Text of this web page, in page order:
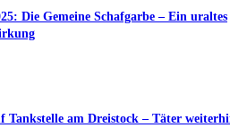
Die Gemeine Schafgarbe – Ein uraltes
am Dreistock – Täter